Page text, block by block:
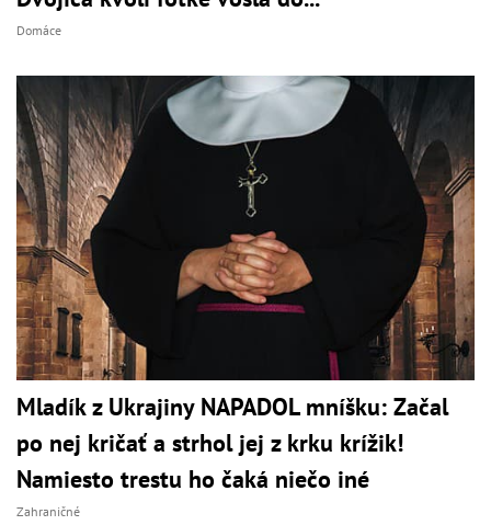
Domáce
Mladík z Ukrajiny NAPADOL mníšku: Začal
po nej kričať a strhol jej z krku krížik!
Namiesto trestu ho čaká niečo iné
Zahraničné